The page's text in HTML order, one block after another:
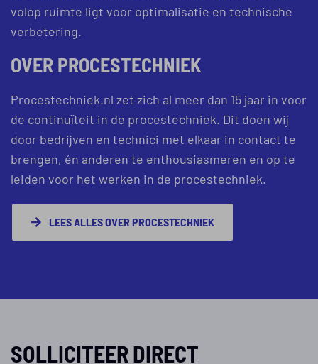
volop ruimte ligt voor optimalisatie en technische
verbetering.
OVER PROCESTECHNIEK
Procestechniek.nl zet zich al meer dan 15 jaar in voor
de continuïteit in de procestechniek. Dit doen wij
door bedrijven en technici met elkaar in contact te
brengen, én anderen te enthousiasmeren en op te
leiden voor het werken in de procestechniek.
LEES ALLES OVER PROCESTECHNIEK
SOLLICITEER DIRECT